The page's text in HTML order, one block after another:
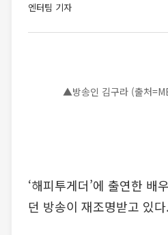
엔터팀 기자
▲방송인 김구라 (출처
‘해피투게더’에 출연한
던 방송이 재조명받고 있다.